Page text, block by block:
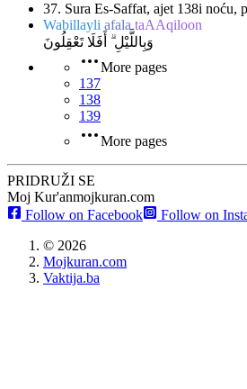
37. Sura Es-Saffat, ajet 138i noću,
Wabillayli afalataAAqiloon
وَبِاللَّيْلِ ۗ أَفَلَا تَعْقِلُونَ
More pages
137
138
139
More pages
PRIDRUŽI SE
Moj Kur'anmojkuran.com
Follow on Facebook
Follow on
© 2026
Mojkuran.com
Vaktija.ba